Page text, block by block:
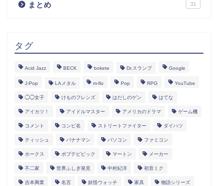
まとめ 31
タグ
Acid Jazz BECK bokete Dr.スランプ Google
J-Pop LAメタル m-flo Pop RPG YouTube
◯◯女子 けものフレンズ はだしのゲン はてな
アイカツ！ アイドルマスター アメリカのドラマ ゲーム機
コメント コンピ名 ストリートファイター ダイハツ
ティッシュ バナナマン パソコン ファミコン
ホークス ポプテピピック マートン メーカー
不二家 世界ふしぎ発見 中村紀洋 初音ミク
吉本興業 名言 妖怪ウォッチ 家具 物語シリーズ